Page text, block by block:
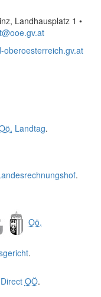
Landhausplatz 1 •
oberoesterreich.gv.at
Landtag.
.
Oö.
.
OÖ.